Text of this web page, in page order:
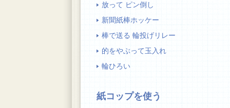
放って ピン倒し
新聞紙棒ホッケー
棒で送る 輪投げリレー
的をやぶって玉入れ
輪ひろい
紙コップを使う